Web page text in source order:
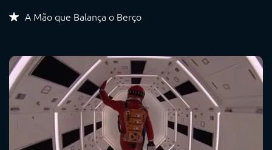
A Mão que Balança o Berço